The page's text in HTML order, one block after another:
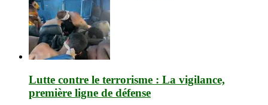
Lutte contre le terrorisme : La vigilance,
première ligne de défense